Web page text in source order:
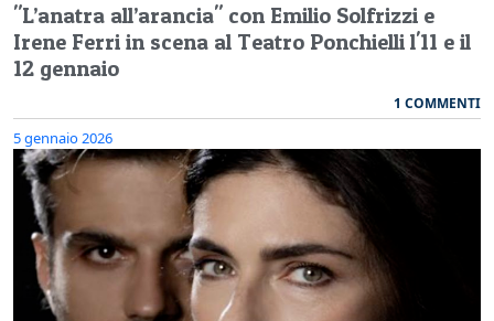
"L’anatra all’arancia" con Emilio Solfrizzi e
Irene Ferri in scena al Teatro Ponchielli l'11 e il
12 gennaio
1 COMMENTI
5 gennaio 2026